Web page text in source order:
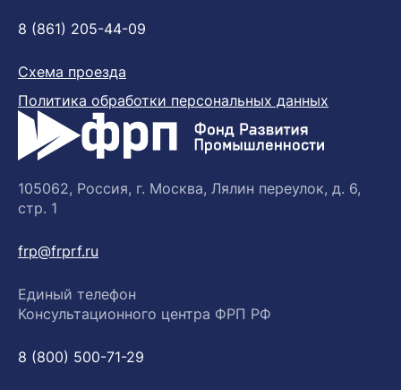
8 (861) 205-44-09
Схема проезда
Политика обработки персональных данных
105062, Россия, г. Москва, Лялин переулок, д. 6,
стр. 1
frp@frprf.ru
Единый телефон
Консультационного центра ФРП РФ
8 (800) 500-71-29